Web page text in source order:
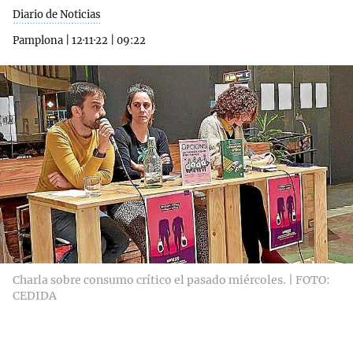
Diario de Noticias
Pamplona
12·11·22 09:22
Charla sobre consumo crítico el pasado miércoles. | FOTO:
CEDIDA